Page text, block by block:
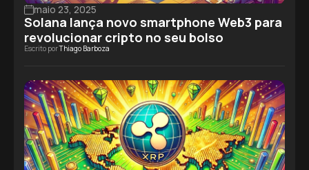
maio 23, 2025
Solana lança novo smartphone Web3 para
revolucionar cripto no seu bolso
Escrito porThiago Barboza